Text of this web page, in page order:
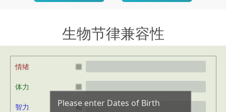
生物节律兼容性
情绪
体力
智力 Please enter Dates of Birth